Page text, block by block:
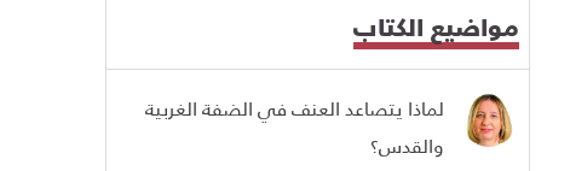
مواضيع الكتاب
لماذا يتصاعد العنف في الضفة الغربية
والقدس؟